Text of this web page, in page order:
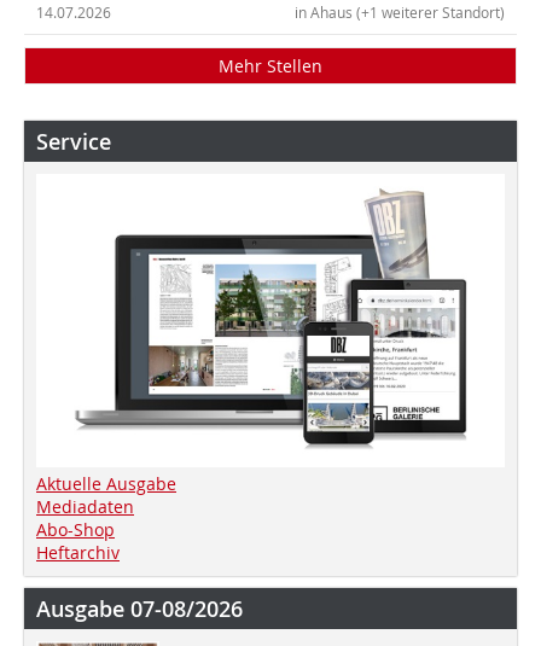
in Ahaus (+1 weiterer Standort)
14.07.2026
Mehr Stellen
Service
Aktuelle Ausgabe
Mediadaten
Abo-Shop
Heftarchiv
Ausgabe 07-08/2026